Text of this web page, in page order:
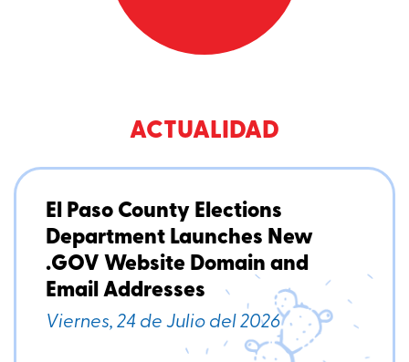
ACTUALIDAD
El Paso County Elections
Department Launches New
.GOV Website Domain and
Email Addresses
Viernes, 24 de Julio del 2026